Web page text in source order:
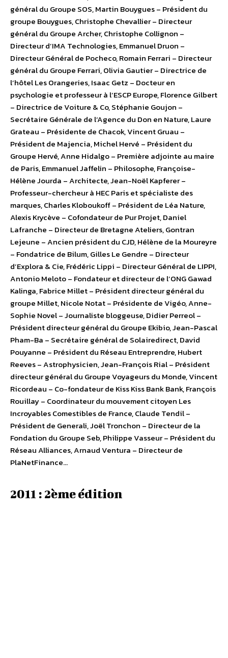
général du Groupe SOS, Martin Bouygues – Président du
groupe Bouygues, Christophe Chevallier – Directeur
général du Groupe Archer, Christophe Collignon –
Directeur d’IMA Technologies, Emmanuel Druon –
Directeur Général de Pocheco, Romain Ferrari – Directeur
général du Groupe Ferrari, Olivia Gautier – Directrice de
l’hôtel Les Orangeries, Isaac Getz – Docteur en
psychologie et professeur à l’ESCP Europe, Florence Gilbert
– Directrice de Voiture & Co, Stéphanie Goujon –
Secrétaire Générale de l’Agence du Don en Nature, Laure
Grateau – Présidente de Chacok, Vincent Gruau –
Président de Majencia, Michel Hervé – Président du
Groupe Hervé, Anne Hidalgo – Première adjointe au maire
de Paris, Emmanuel Jaffelin – Philosophe, Françoise-
Hélène Jourda – Architecte, Jean-Noël Kapferer –
Professeur-chercheur à HEC Paris et spécialiste des
marques, Charles Kloboukoff – Président de Léa Nature,
Alexis Krycève – Cofondateur de Pur Projet, Daniel
Lafranche – Directeur de Bretagne Ateliers, Gontran
Lejeune – Ancien président du CJD, Hélène de la Moureyre
– Fondatrice de Bilum, Gilles Le Gendre – Directeur
d’Explora & Cie, Frédéric Lippi – Directeur Général de LIPPI,
Antonio Meloto – Fondateur et directeur de l’ONG Gawad
Kalinga, Fabrice Millet – Président directeur général du
groupe Millet, Nicole Notat – Présidente de Vigéo, Anne-
Sophie Novel – Journaliste bloggeuse, Didier Perreol –
Président directeur général du Groupe Ekibio, Jean-Pascal
Pham-Ba – Secrétaire général de Solairedirect, David
Pouyanne – Président du Réseau Entreprendre, Hubert
Reeves – Astrophysicien, Jean-François Rial – Président
directeur général du Groupe Voyageurs du Monde, Vincent
Ricordeau – Co-fondateur de Kiss Kiss Bank Bank, François
Rouillay – Coordinateur du mouvement citoyen Les
Incroyables Comestibles de France, Claude Tendil –
Président de Generali, Joël Tronchon – Directeur de la
Fondation du Groupe Seb, Philippe Vasseur – Président du
Réseau Alliances, Arnaud Ventura – Directeur de
PlaNetFinance…
2011 : 2ème édition